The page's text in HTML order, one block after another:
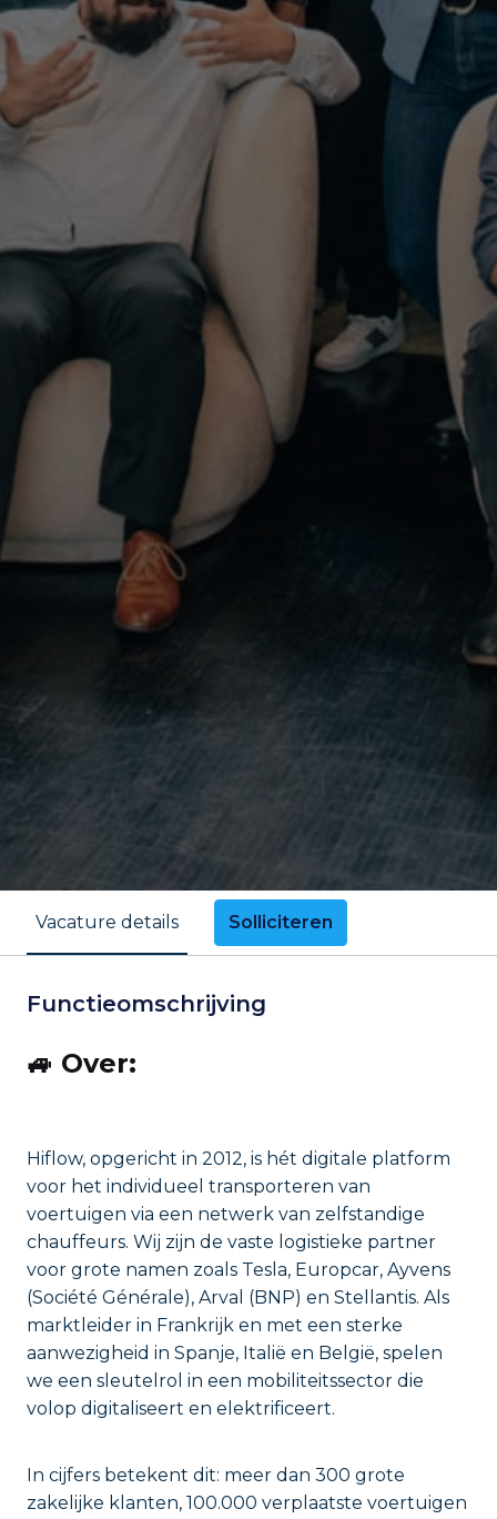
Vacature details Solliciteren
Functieomschrijving
🚙 Over:
Hiflow, opgericht in 2012, is hét digitale platform
voor het individueel transporteren van
voertuigen via een netwerk van zelfstandige
chauffeurs. Wij zijn de vaste logistieke partner
voor grote namen zoals Tesla, Europcar, Ayvens
(Société Générale), Arval (BNP) en Stellantis. Als
marktleider in Frankrijk en met een sterke
aanwezigheid in Spanje, Italië en België, spelen
we een sleutelrol in een mobiliteitssector die
volop digitaliseert en elektrificeert.
In cijfers betekent dit: meer dan 300 grote
zakelijke klanten, 100.000 verplaatste voertuigen